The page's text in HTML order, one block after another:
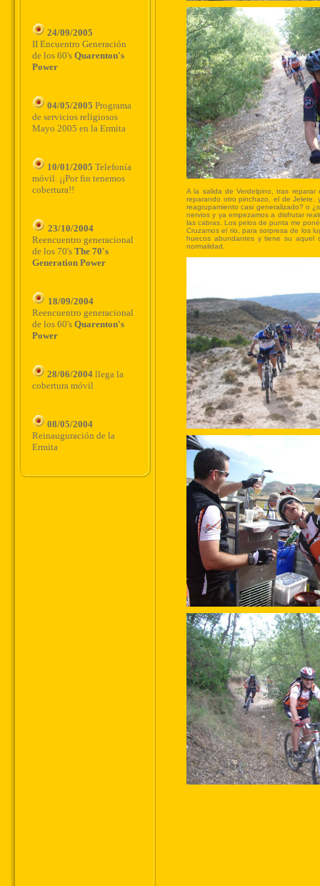
24/09/2005
II Encuentro Generación
de los 60's Quarenton's
Power
04/05/2005 Programa
de servicios religiosos
Mayo 2005 en la Ermita
10/01/2005 Telefonía
móvil. ¡¡Por fin tenemos
cobertura!!
23/10/2004
Reencuentro generacional
de los 70's The 70's
Generation Power
18/09/2004
Reencuentro generacional
de los 60's Quarenton's
Power
28/06/2004llega la
cobertura móvil
08/05/2004
Reinauguración de la
Ermita